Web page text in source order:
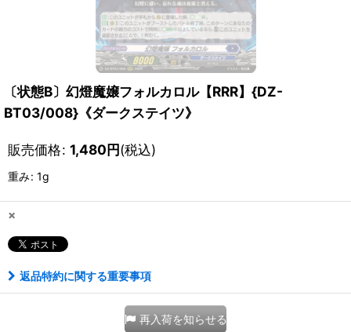
〔状態B〕幻燈魔嬢フォルカロル【RRR】{DZ-
BT03/008}《ダークステイツ》
販売価格: 1,480円(税込)
重み: 1g
×
返品特約に関する重要事項
再入荷を知らせる